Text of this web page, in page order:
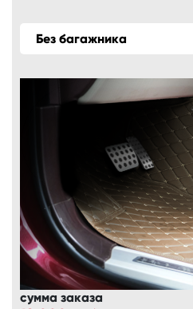
Без багажника
сумма заказа